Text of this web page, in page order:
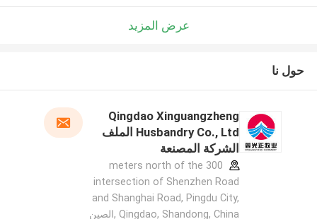
عرض المزيد
حول نا
Qingdao Xinguangzheng
Husbandry Co., Ltd الملف
الشركة المصنعة
300 meters north of the
intersection of Shenzhen Road
and Shanghai Road, Pingdu City,
Qingdao, Shandong, China ,الصين